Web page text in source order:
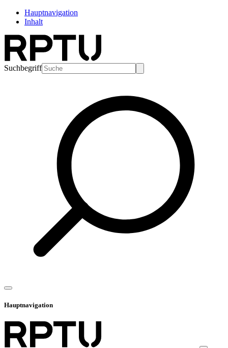
Hauptnavigation
Inhalt
Suchbegriff
Hauptnavigation